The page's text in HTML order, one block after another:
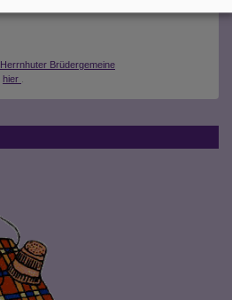
Herrnhuter Brüdergemeine
hier